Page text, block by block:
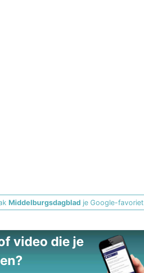
Middelburgsdagblad je Google-favoriet
video die je